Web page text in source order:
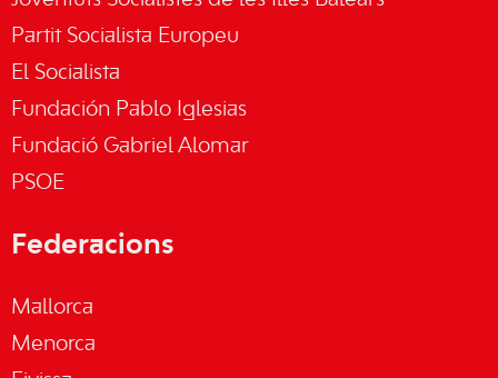
Partit Socialista Europeu
El Socialista
Fundación Pablo Iglesias
Fundació Gabriel Alomar
PSOE
Federacions
Mallorca
Menorca